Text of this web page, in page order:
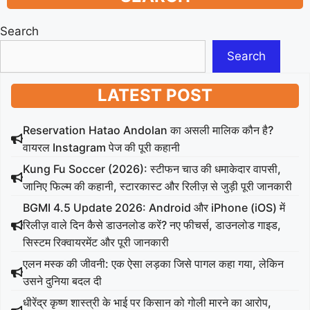
Search
Search
LATEST POST
Reservation Hatao Andolan का असली मालिक कौन है?
वायरल Instagram पेज की पूरी कहानी
Kung Fu Soccer (2026): स्टीफन चाउ की धमाकेदार वापसी,
जानिए फिल्म की कहानी, स्टारकास्ट और रिलीज़ से जुड़ी पूरी जानकारी
BGMI 4.5 Update 2026: Android और iPhone (iOS) में
रिलीज़ वाले दिन कैसे डाउनलोड करें? नए फीचर्स, डाउनलोड गाइड,
सिस्टम रिक्वायरमेंट और पूरी जानकारी
एलन मस्क की जीवनी: एक ऐसा लड़का जिसे पागल कहा गया, लेकिन
उसने दुनिया बदल दी
धीरेंद्र कृष्ण शास्त्री के भाई पर किसान को गोली मारने का आरोप,